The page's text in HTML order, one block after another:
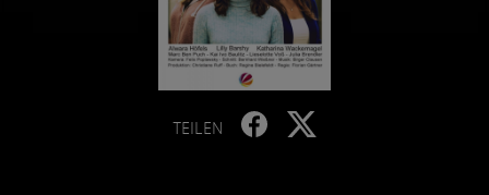
TEILEN